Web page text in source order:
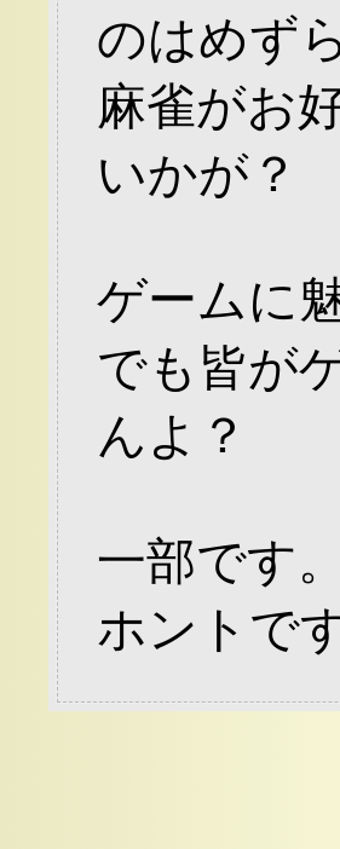
のはめず
麻雀がお
いかが？
ゲームに
でも皆が
んよ？
一部です。
ホントで